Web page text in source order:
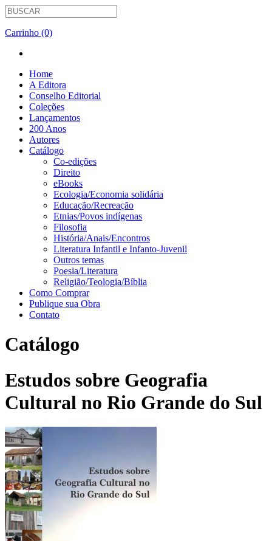
Carrinho (0)
Home
A Editora
Conselho Editorial
Coleções
Lançamentos
200 Anos
Autores
Catálogo
Co-edições
Direito
eBooks
Ecologia/Economia solidária
Educação/Recreação
Etnias/Povos indígenas
Filosofia
História/Anais/Encontros
Literatura Infantil e Infanto-Juvenil
Outros temas
Poesia/Literatura
Religião/Teologia/Bíblia
Como Comprar
Publique sua Obra
Contato
Catálogo
Estudos sobre Geografia
Cultural no Rio Grande do Sul